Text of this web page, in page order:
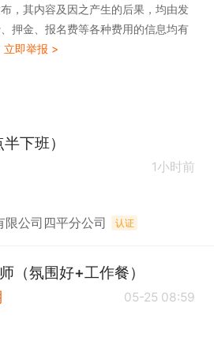
，其内容及因之产生的后果，均由发
押金、报名费等各种费用的信息均有
立即举报 >
下班）
1小时前
公司四平分公司 认证
（氛围好+工作餐）
05-25 08:59